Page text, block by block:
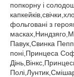
попкорну і
фольговані з
Павук,Свинка
поні,Принцеса